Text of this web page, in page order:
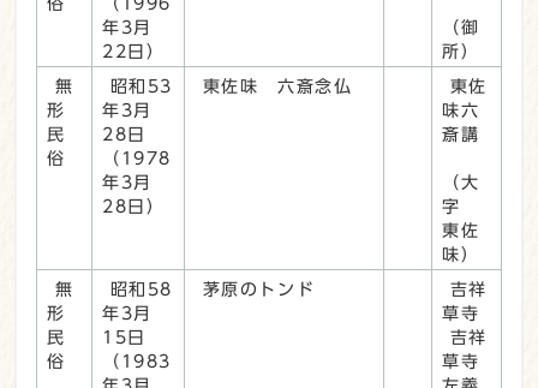
年3月
22日）
（御
所）
無
形
民
俗
昭和53
年3月
28日
（1978
年3月
28日）
東佐味 六斎念仏
東佐
味六
斎講
（大
字
東佐
味）
無
形
民
俗
昭和58
年3月
15日
（1983
茅原のトンド
吉祥
草寺
吉祥
草寺